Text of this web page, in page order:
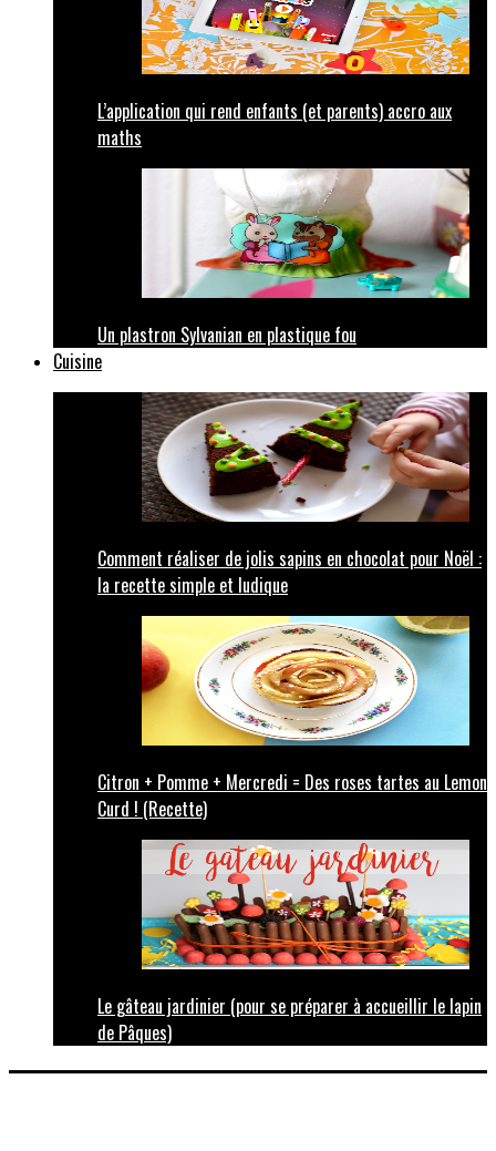
L’application qui rend enfants (et parents) accro aux
maths
Un plastron Sylvanian en plastique fou
Cuisine
Comment réaliser de jolis sapins en chocolat pour Noël :
la recette simple et ludique
Citron + Pomme + Mercredi = Des roses tartes au Lemon
Curd ! (Recette)
Le gâteau jardinier (pour se préparer à accueillir le lapin
de Pâques)